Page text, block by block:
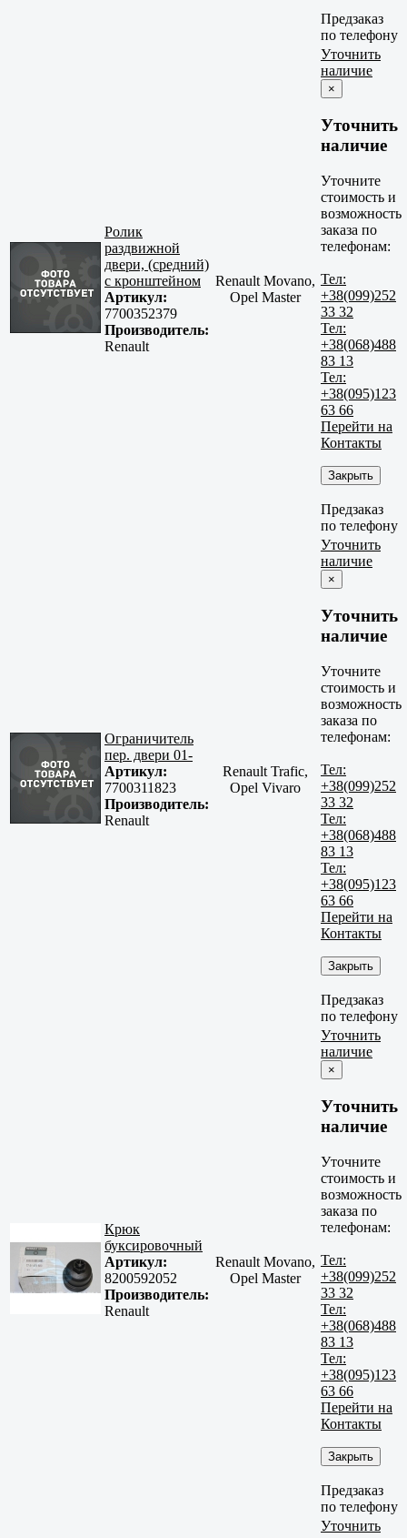
Предзаказ
по телефону
Ролик
раздвижной
двери, (средний)
с кронштейном
Артикул:
7700352379
Производитель:
Renault
Renault Movano,
Opel Master
Уточнить
наличие
×
Уточнить
наличие
Уточните
стоимость и
возможность
заказа по
телефонам:
Тел:
+38(099)252
33 32
Тел:
+38(068)488
83 13
Тел:
+38(095)123
63 66
Перейти на
Контакты
Закрыть
Предзаказ
по телефону
Ограничитель
пер. двери 01-
Артикул:
7700311823
Производитель:
Renault
Renault Trafic,
Opel Vivaro
Уточнить
наличие
×
Уточнить
наличие
Уточните
стоимость и
возможность
заказа по
телефонам:
Тел:
+38(099)252
33 32
Тел:
+38(068)488
83 13
Тел:
+38(095)123
63 66
Перейти на
Контакты
Закрыть
Предзаказ
по телефону
Крюк
буксировочный
Артикул:
8200592052
Производитель:
Renault
Renault Movano,
Opel Master
Уточнить
наличие
×
Уточнить
наличие
Уточните
стоимость и
возможность
заказа по
телефонам:
Тел:
+38(099)252
33 32
Тел:
+38(068)488
83 13
Тел:
+38(095)123
63 66
Перейти на
Контакты
Закрыть
Предзаказ
по телефону
Уточнить